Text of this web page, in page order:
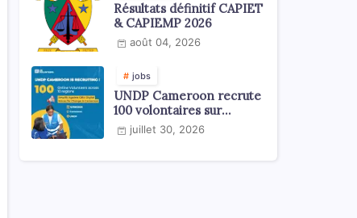
Résultats définitif CAPIET
& CAPIEMP 2026
août 04, 2026
jobs
UNDP Cameroon recrute
100 volontaires sur
l'échelle du territoire
national
juillet 30, 2026